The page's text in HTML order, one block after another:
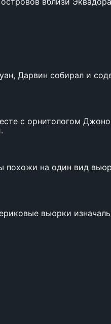
Дарвин собирал и
с орнитологом
похожи на один вид
вьюрки